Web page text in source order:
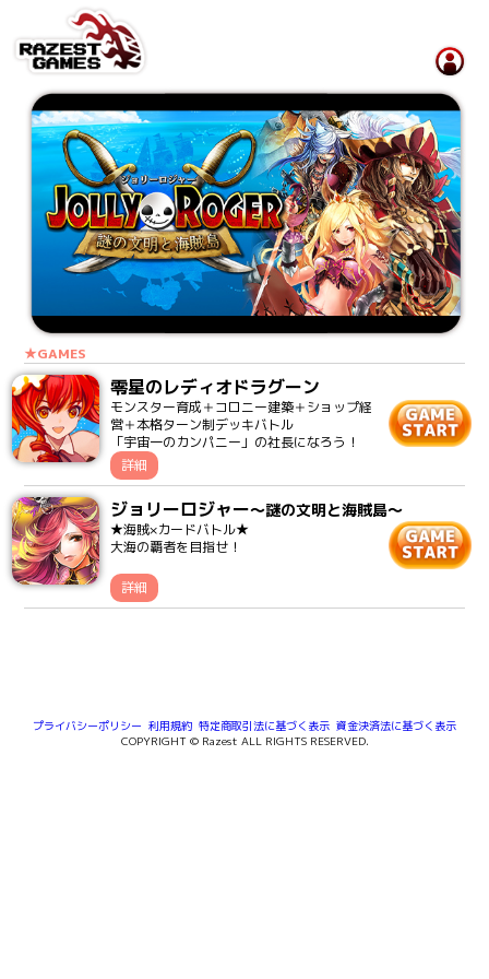
★GAMES
零星のレディオドラグーン
モンスター育成＋コロニー建築＋ショップ経
営＋本格ターン制デッキバトル
「宇宙一のカンパニー」の社長になろう！
詳細
ジョリーロジャー～謎の文明と海賊島～
★海賊×カードバトル★
大海の覇者を目指せ！
詳細
プライバシーポリシー 利用規約 特定商取引法に基づく表示 資金決済法に基づく表示
COPYRIGHT © Razest ALL RIGHTS RESERVED.